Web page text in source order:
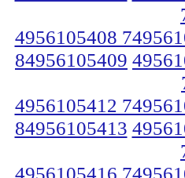
4956105408
84956105409
4956105412
84956105413
4956105416